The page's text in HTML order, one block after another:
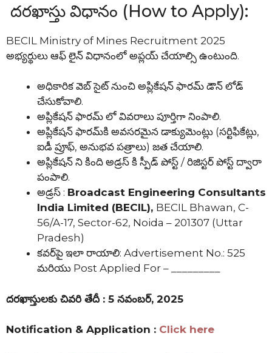
దరఖాస్తు విధానం (How to Apply):
BECIL Ministry of Mines Recruitment 2025
అభ్యర్థులు ఆఫ్ లైన్ విధానంలో అప్లయ్ చేయాల్సి ఉంటుంది.
అధికారిక వెబ్ సైట్ నుంచి అప్లికేషన్ ఫారమ్ డౌన్ లోడ్
చేసుకోవాలి.
అప్లికేషన్ ఫారమ్ లో వివరాలు పూర్తిగా నింపాలి.
అప్లికేషన్ ఫారమ్‌కి అవసరమైన డాక్యుమెంట్లు (సర్టిఫికేట్లు,
ఐడీ ప్రూఫ్, అనుభవ పత్రాలు) జత చేయాలి.
అప్లికేషన్ ని కింది అడ్రస్ కి స్పీడ్ పోస్ట్ / రిజిస్టర్ పోస్ట్ ద్వారా
పంపాలి.
అడ్రస్ : Broadcast Engineering Consultants
India Limited (BECIL), BECIL Bhawan, C-
56/A-17, Sector-62, Noida – 201307 (Uttar
Pradesh)
కవర్‌పై ఇలా రాయాలి: Advertisement No.: 525
మరియు Post Applied For – _________
దరఖాస్తులకు చివరి తేదీ : 5 నవంబర్, 2025
Notification & Application : Click here